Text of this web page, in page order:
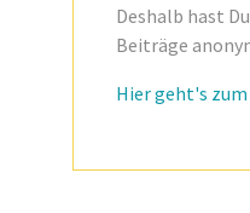
Deshalb hast
Beiträge
Hier geht's